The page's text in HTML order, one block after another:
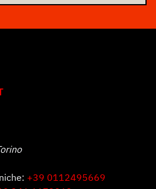
+39 0112495669